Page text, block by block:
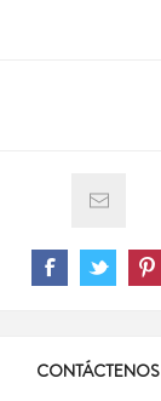
CONTÁCTENOS